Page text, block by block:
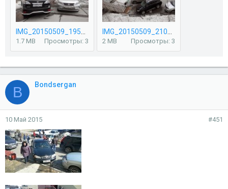
IMG_20150509_195818.jpg
1.7 MB Просмотры: 3
IMG_20150509_210230.jpg
2 MB Просмотры: 3
B Bondsergan
10 Май 2015 #451